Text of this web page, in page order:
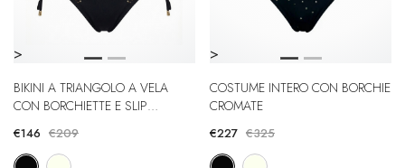
>
BIKINI A TRIANGOLO A VELA
CON BORCHIETTE E SLIP
€146 €209
>
COSTUME INTERO CON BORCHIE
CROMATE
€227 €325